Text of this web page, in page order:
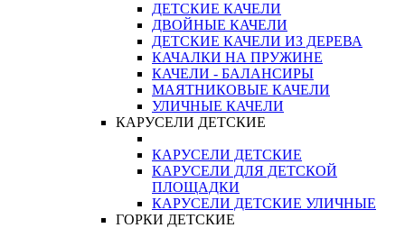
ДЕТСКИЕ КАЧЕЛИ
ДВОЙНЫЕ КАЧЕЛИ
ДЕТСКИЕ КАЧЕЛИ ИЗ ДЕРЕВА
КАЧАЛКИ НА ПРУЖИНЕ
КАЧЕЛИ - БАЛАНСИРЫ
МАЯТНИКОВЫЕ КАЧЕЛИ
УЛИЧНЫЕ КАЧЕЛИ
КАРУСЕЛИ ДЕТСКИЕ
КАРУСЕЛИ ДЕТСКИЕ
КАРУСЕЛИ ДЛЯ ДЕТСКОЙ
ПЛОЩАДКИ
КАРУСЕЛИ ДЕТСКИЕ УЛИЧНЫЕ
ГОРКИ ДЕТСКИЕ